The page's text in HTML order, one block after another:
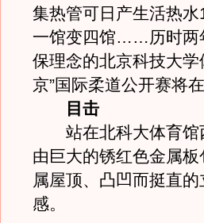
集热管可日产生活热
一馆变四馆……历时两
保理念的北京科技大
京”国际柔道公开赛将
目击
站在北科大体育馆
由巨大的锈红色金属
属屋顶、凸凹而挺直
感。